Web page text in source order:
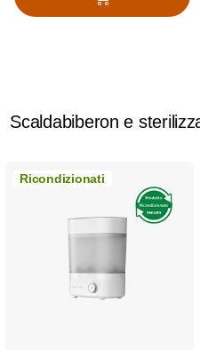
Aggiungi al carrello
Scaldabiberon e
Ricondizionati